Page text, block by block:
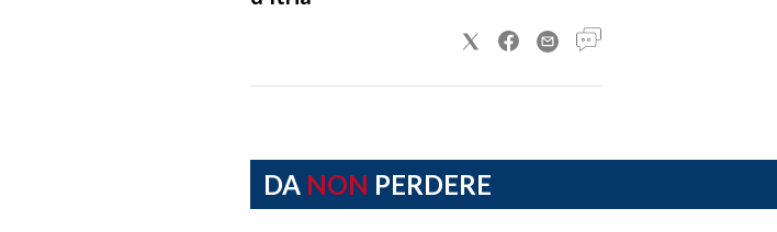
DA NON PERDERE